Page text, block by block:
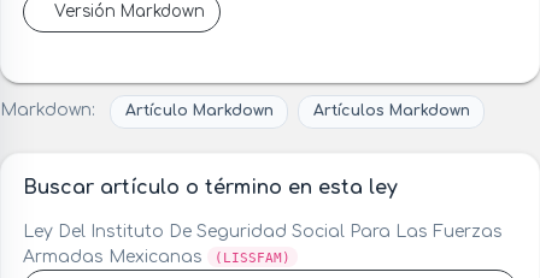
Versión Markdown
Markdown: Artículo Markdown Artículos Markdown
Buscar artículo o término en esta ley
Ley Del Instituto De Seguridad Social Para Las Fuerzas
Armadas Mexicanas
(LISSFAM)